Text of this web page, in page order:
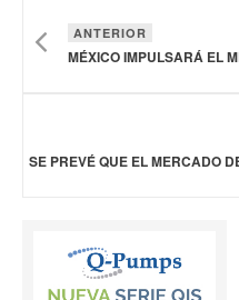
ANTERIOR